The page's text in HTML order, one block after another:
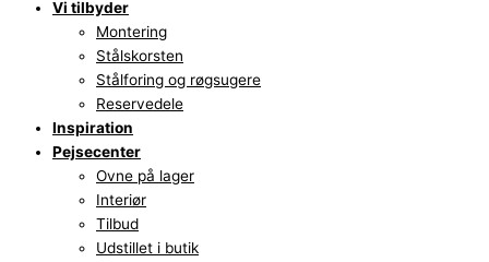
Vi tilbyder
Montering
Stålskorsten
Stålforing og røgsugere
Reservedele
Inspiration
Pejsecenter
Ovne på lager
Interiør
Tilbud
Udstillet i butik